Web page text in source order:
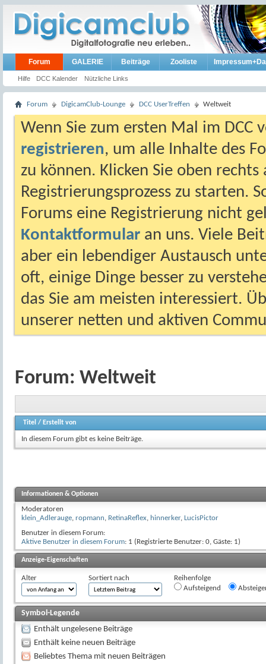
Forum
Hilfe DCC Kalender Nützliche Links
GALERIE Beiträge Zooliste
Forum DigicamClub-Lounge DCC UserTreffen Weltweit
Wenn Sie zum ersten Mal im DCC
registrieren, um alle Inhalte des
zu können. Klicken Sie oben
Registrierungsprozess zu starten.
Forums eine Registrierung nicht
Kontaktformular an uns. Viele
aber ein lebendiger Austausch
oft, einige Dinge besser zu
das Sie am meisten interessiert.
unserer netten und aktiven
Forum: Weltweit
Titel / Erstellt von
In diesem Forum gibt es keine Beiträge.
Informationen & Optionen
Moderatoren
klein_Adlerauge, ropmann, RetinaReflex, hinnerker, LucisPictor
Benutzer in diesem Forum:
Aktive Benutzer in diesem Forum: 1 (Registrierte Benutzer: 0, Gäste: 1)
Anzeige-Eigenschaften
Alter Sortiert nach
Reihenfolge
Aufsteigend
Symbol-Legende
Enthält ungelesene Beiträge
Enthält keine neuen Beiträge
Beliebtes Thema mit neuen Beiträgen